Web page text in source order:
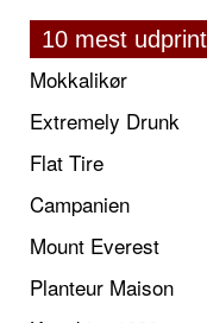
10 mest
Mokkalikør
Extremely Drunk
Flat Tire
Campanien
Mount Everest
Planteur Maison